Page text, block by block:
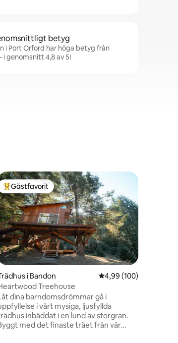
betyg
i Port Orford har höga betyg från
i genomsnitt 4,8 av 5!
betyg, 116 omdömen
Populär gästfavorit
Gästfavorit
i Bandon 4,99 av 5 i
4,99 (100)
Treehouse
dina barndomsdrömmar gå i
i vårt mysiga, ljusfyllda
inbäddat i en lund av storgran.
med det finaste träet från vår